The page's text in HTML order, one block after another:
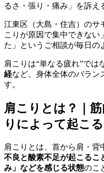
るさ・張り・痛み」を訴え
江東区（大島・住吉）のサ
こりが原因で集中できない
た」というご相談が毎日の
肩こりは“単なる疲れ”では
経など、身体全体のバラン
す。
肩こりとは？｜
りによって起こ
肩こりとは、首から肩・背
不良と酸素不足が起こるこ
み」などを感じる状態のこ